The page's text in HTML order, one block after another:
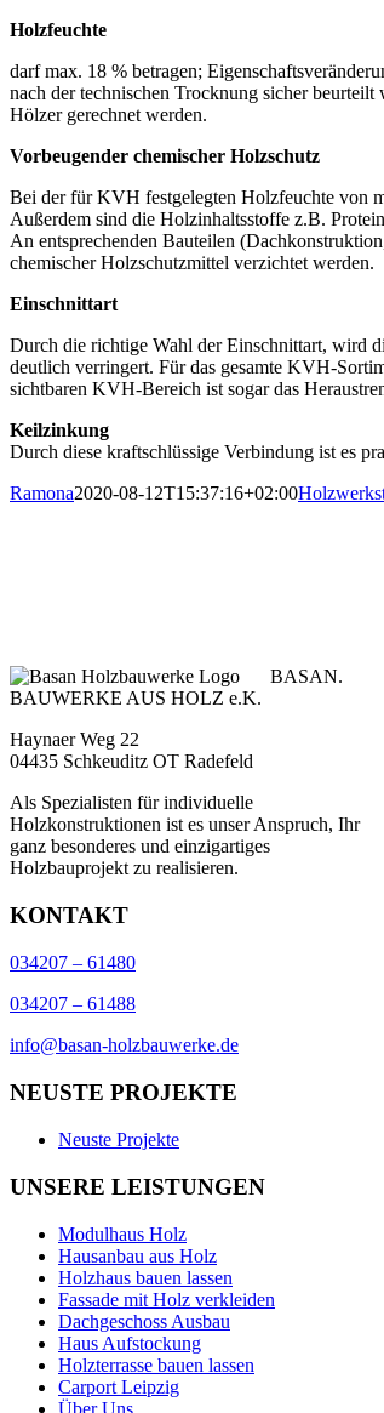
Holzfeuchte
darf max. 18 % betragen;
nach der technischen Trocknung sicher
Hölzer gerechnet werden.
Vorbeugender chemischer Holzschutz
Bei der für KVH festgelegten Holzfeuchte von
Außerdem sind die Holzinhaltsstoffe z.B.
An entsprechenden Bauteilen
chemischer Holzschutzmittel verzichtet werden.
Einschnittart
Durch die richtige Wahl der Einschnittart, wird
deutlich verringert. Für das gesamte KVH-
sichtbaren KVH-Bereich ist sogar das
Keilzinkung
Durch diese kraftschlüssige Verbindung ist es
Ramona2020-08-12T15:37:16+02:00
BASAN.
BAUWERKE AUS HOLZ e.K.
Haynaer Weg 22
04435 Schkeuditz OT Radefeld
Als Spezialisten für individuelle
Holzkonstruktionen ist es unser Anspruch, Ihr
ganz besonderes und einzigartiges
Holzbauprojekt zu realisieren.
KONTAKT
034207 – 61480
034207 – 61488
info@basan-holzbauwerke.de
NEUSTE PROJEKTE
Neuste Projekte
UNSERE LEISTUNGEN
Modulhaus Holz
Hausanbau aus Holz
Holzhaus bauen lassen
Fassade mit Holz verkleiden
Dachgeschoss Ausbau
Haus Aufstockung
Holzterrasse bauen lassen
Carport Leipzig
Über Uns